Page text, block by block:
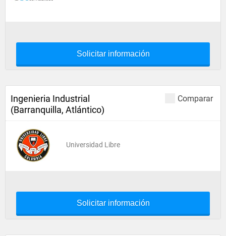
Solicitar información
Comparar
Ingenieria Industrial
(Barranquilla, Atlántico)
Universidad Libre
Solicitar información